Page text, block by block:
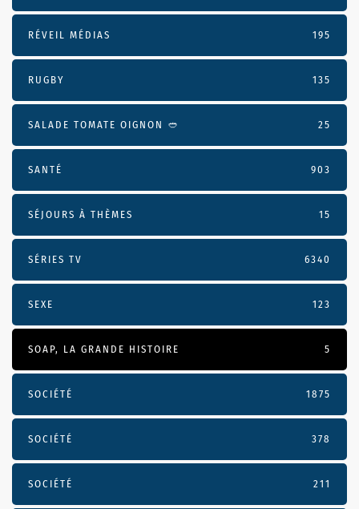
RÉVEIL MÉDIAS 195
RUGBY 135
SALADE TOMATE OIGNON 🥙 25
SANTÉ 903
SÉJOURS À THÈMES 15
SÉRIES TV 6340
SEXE 123
SOAP, LA GRANDE HISTOIRE 5
SOCIÉTÉ 1875
SOCIÉTÉ 378
SOCIÉTÉ 211